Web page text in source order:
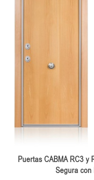
Puertas CABMA RC3 y
Segura